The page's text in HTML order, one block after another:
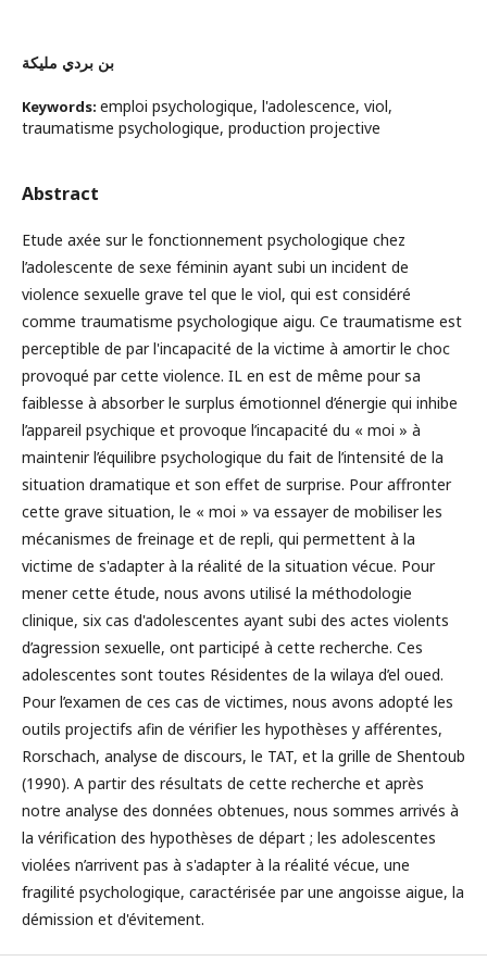
بن بردي مليكة
Keywords: emploi psychologique, l'adolescence, viol,
traumatisme psychologique, production projective
Abstract
Etude axée sur le fonctionnement psychologique chez
l’adolescente de sexe féminin ayant subi un incident de
violence sexuelle grave tel que le viol, qui est considéré
comme traumatisme psychologique aigu. Ce traumatisme est
perceptible de par l'incapacité de la victime à amortir le choc
provoqué par cette violence. IL en est de même pour sa
faiblesse à absorber le surplus émotionnel d’énergie qui inhibe
l’appareil psychique et provoque l’incapacité du « moi » à
maintenir l’équilibre psychologique du fait de l’intensité de la
situation dramatique et son effet de surprise. Pour affronter
cette grave situation, le « moi » va essayer de mobiliser les
mécanismes de freinage et de repli, qui permettent à la
victime de s'adapter à la réalité de la situation vécue. Pour
mener cette étude, nous avons utilisé la méthodologie
clinique, six cas d'adolescentes ayant subi des actes violents
d’agression sexuelle, ont participé à cette recherche. Ces
adolescentes sont toutes Résidentes de la wilaya d’el oued.
Pour l’examen de ces cas de victimes, nous avons adopté les
outils projectifs afin de vérifier les hypothèses y afférentes,
Rorschach, analyse de discours, le TAT, et la grille de Shentoub
(1990). A partir des résultats de cette recherche et après
notre analyse des données obtenues, nous sommes arrivés à
la vérification des hypothèses de départ ; les adolescentes
violées n’arrivent pas à s'adapter à la réalité vécue, une
fragilité psychologique, caractérisée par une angoisse aigue, la
démission et d'évitement.